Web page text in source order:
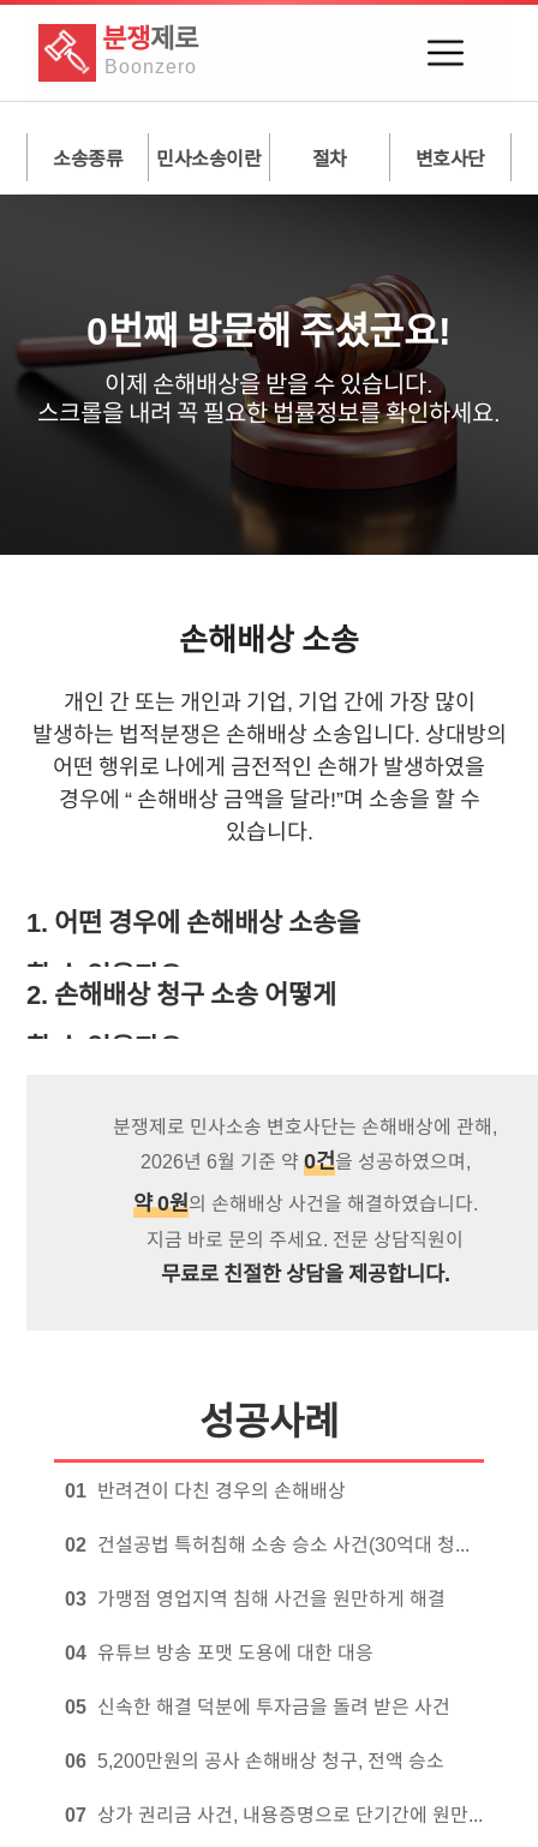
분쟁제로
Boonzero
소송종류 민사소송이란 절차 변호사단
0번째 방문해 주셨군요!
이제 손해배상을 받을 수 있습니다.
스크롤을 내려 꼭 필요한 법률정보를확인하세요.
손해배상소송
개인 간 또는 개인과 기업, 기업 간에 가장 많이
발생하는 법적분쟁은 손해배상 소송입니다. 상대방의
어떤 행위로 나에게 금전적인 손해가 발생하였을
경우에 “ 손해배상 금액을 달라!”며 소송을 할 수
있습니다.
1. 어떤 경우에 손해배상 소송을
할 수 있을까요?
상대방이 폭행이나 사기 등 형사범죄를 한 경우부터
청구를 진행할 수 있음을 확인하세요. 일반적으로
정신적 피해에 대해 금전적인 기준을 알기 힘든 경우가
많습니다. 이 경우 민사 전문 변호사와 상담하여 법원
판례를 기준으로 가능성을 검토하세요.
기업 간에는 주로 계약 내용을 준수하지 않아 영업상
계약서 검토부터 예상된 손해, 예상할 수 있는 손해 등
면밀한 검토가 필요합니다.
결국 손해배상 청구는 분야를 가리지 않습니다. 금전적
고민해 보세요.
2. 손해배상 청구 소송 어떻게
할 수 있을까요?
1) 지급명령
일반적인 소송보다 좀 더 빠르고 쉬운 절차입니다.
상대방의 이름과 주소지 정도는 알 필요가
있습니다. 법원이 민사소송에서와 복잡한 절차를
거치지 않고 제출한 자료들만을 검토하여 충분히
확정됩니다. 소송을 진행한 것과 동일한 효력이
있습니다. 다만 2주의 기간 내 집주인이 이의를
신청한다면 일반 민사소송 절차를 진행해야 합니다.
77만원~110만원의 비용으로 민사 전문 변호사에
위의 절차를 통해 보증금을 받지 못했을 때는 민사소송을
하셔야 합니다. 또한 지급명령을 진행하기 부적절한
청구하기도 하며 정신적 피해까지 함께 청구하는 경우도
출석하여 판결문을 받아 냅니다.
판결문을 받게 되면 이를 인정하고 상대방이 손해를 배상하는
분쟁제로 민사소송 변호사단는 손해배상에 관해,
2026년 6월 기준 약 0건을 성공하였으며,
약0원의 손해배상 사건을 해결하였습니다.
지금 바로 문의 주세요. 전문 상담직원이
무료로 친절한 상담을 제공합니다.
성공사례
01 반려견이 다친 경우의 손해배상
02
건설공법 특허침해 소송 승소 사건(30억대 청구에 대한 방어)
03 가맹점 영업지역 침해 사건을 원만하게 해결
04 유튜브 방송 포맷 도용에 대한 대응
05 신속한 해결 덕분에 투자금을 돌려 받은 사건
06 5,200만원의 공사 손해배상 청구, 전액 승소
07 상가 권리금 사건, 내용증명으로 단기간에 원만하게 해결!